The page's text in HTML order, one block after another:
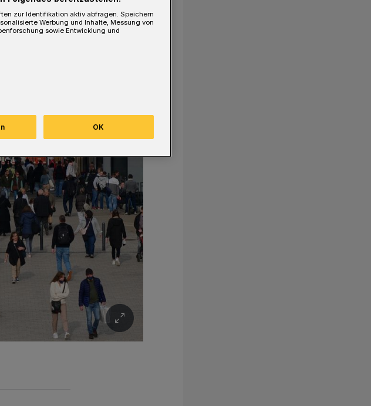
zur Identifikation aktiv abfragen. Speichern
Werbung und Inhalte, Messung von
sowie Entwicklung und
OK